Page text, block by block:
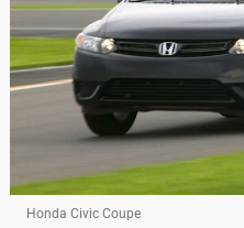
Honda Civic Coupe